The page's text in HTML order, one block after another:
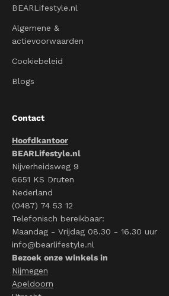
BEARLifestyle.nl
Algemene &
actievoorwaarden
Cookiebeleid
Blogs
Contact
Hoofdkantoor
BEARLifestyle.nl
Nijverheidsweg 9
6651 KS Druten
Nederland
(0487) 74 53 12
Telefonisch bereikbaar:
Maandag - Vrijdag 08.30 - 16.30 uur
info@bearlifestyle.nl
Bezoek onze winkels in
Nijmegen
Apeldoorn